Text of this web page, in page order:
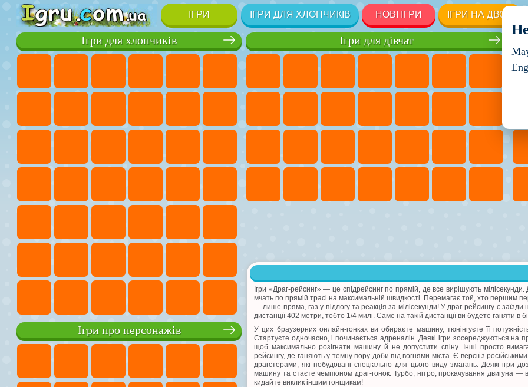
ІГРИ ІГРИ ДЛЯ ХЛОПЧИКІВ НОВІ ІГРИ ІГРИ НА ДВОХ
Ігри для дівчат
Ігри для хлопчиків
Ігри про персонажів
Ігри «Драг-рейсинг» — це спідрейсинг по прямій, де все вирішують
мчать по прямій трасі на максимальній швидкості. Перемагає той, хто першим
— лише пряма, газ у підлогу та реакція за мілісекунди! У драг-рейсингу є
дистанції 402 метри, тобто 1/4 милі. Саме на такій дистанції ви будете ганяти в
У цих браузерних онлайн-гонках ви обираєте машину, тюнінгуєте її
Стартуєте одночасно, і починається адреналін. Деякі ігри зосереджуються
щоб максимально розігнати машину й не допустити спіну. Інші просто
рейсингу, де ганяють у темну пору доби під вогнями міста. Є версії з
драгстерами, які побудовані спеціально для цього виду змагань. Деякі ігри
машину та стаєте чемпіоном драг-гонок. Турбо, нітро, прокачування двигуна —
кидайте виклик іншим гонщикам!